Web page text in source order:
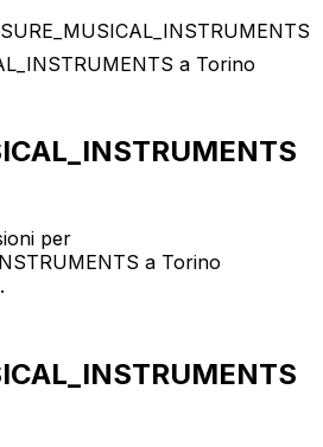
a Torino
per
a Torino